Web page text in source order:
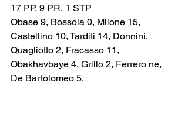
17 PP, 9 PR, 1 STP
Obase 9, Bossola 0, Milone 15,
Castellino 10, Tarditi 14, Donnini,
Quagliotto 2, Fracasso 11,
Obakhavbaye 4, Grillo 2, Ferrero ne,
De Bartolomeo 5.